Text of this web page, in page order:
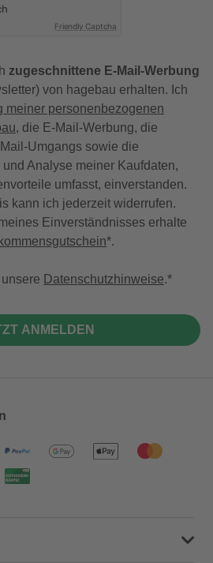
Friendly Captcha
zugeschnittene E-Mail-Werbung
von hagebau erhalten. Ich
meiner personenbezogenen
, die E-Mail-Werbung, die
Umgangs sowie die
Analyse meiner Kaufdaten,
umfasst, einverstanden.
kann ich jederzeit widerrufen.
Einverständnisses erhalte
*.
Datenschutzhinweise.
ANMELDEN